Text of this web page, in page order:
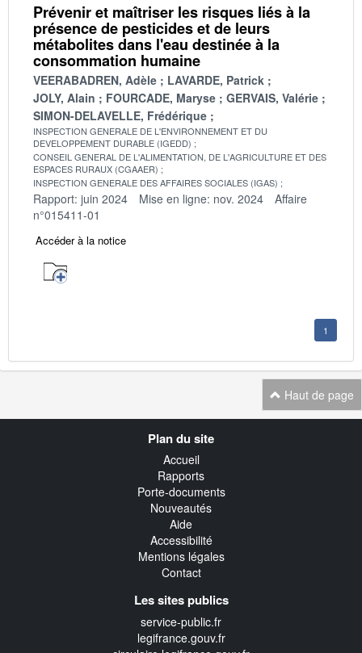
Prévenir et maîtriser les risques liés à la
présence de pesticides et de leurs
métabolites dans l'eau destinée à la
consommation humaine
VEERABADREN, Adèle
LAVARDE, Patrick
JOLY, Alain
FOURCADE, Maryse
GERVAIS, Valérie
SIMON-DELAVELLE, Frédérique
INSPECTION GENERALE DE L'ENVIRONNEMENT ET DU
DEVELOPPEMENT DURABLE (IGEDD)
CONSEIL GENERAL DE L'ALIMENTATION, DE L'AGRICULTURE ET DES
ESPACES RURAUX (CGAAER)
INSPECTION GENERALE DES AFFAIRES SOCIALES (IGAS)
Rapport: juin 2024 Mise en ligne: nov. 2024
Affaire
n°015411-01
Accéder à la notice
1
Haut de page
Plan du site
Accueil
Rapports
Porte-documents
Nouveautés
Aide
Accessibilité
Mentions légales
Contact
Les sites publics
service-public.fr
legifrance.gouv.fr